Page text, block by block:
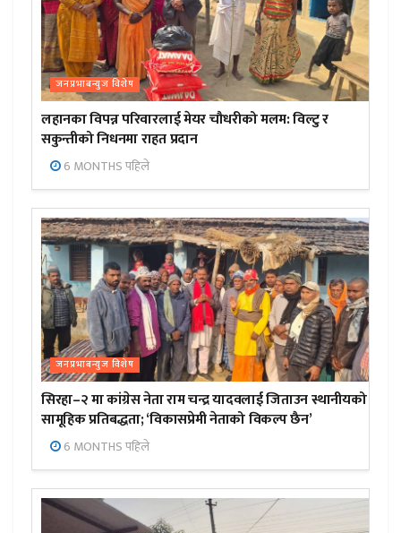
जनप्रभाबन्युज विशेष
लहानका विपन्न परिवारलाई मेयर चौधरीको मलम: विल्टु र
सकुन्तीको निधनमा राहत प्रदान
6 MONTHS पहिले
जनप्रभाबन्युज विशेष
सिरहा–२ मा कांग्रेस नेता राम चन्द्र यादवलाई जिताउन स्थानीयको
सामूहिक प्रतिबद्धता; ‘विकासप्रेमी नेताको विकल्प छैन’
6 MONTHS पहिले